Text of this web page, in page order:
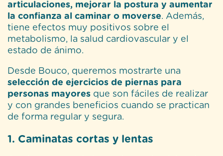
articulaciones, mejorar la postura y aumentar
la confianza al caminar o moverse. Además,
tiene efectos muy positivos sobre el
metabolismo, la salud cardiovascular y el
estado de ánimo.
Desde Bouco, queremos mostrarte una
selección de ejercicios de piernas para
personas mayores que son fáciles de realizar
y con grandes beneficios cuando se practican
de forma regular y segura.
1. Caminatas cortas y lentas